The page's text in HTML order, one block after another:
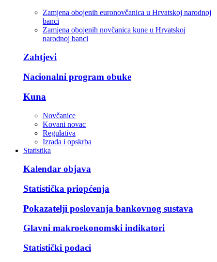
Zamjena obojenih euronovčanica u Hrvatskoj narodnoj
banci
Zamjena obojenih novčanica kune u Hrvatskoj
narodnoj banci
Zahtjevi
Nacionalni program obuke
Kuna
Novčanice
Kovani novac
Regulativa
Izrada i opskrba
Statistika
Kalendar objava
Statistička priopćenja
Pokazatelji poslovanja bankovnog sustava
Glavni makroekonomski indikatori
Statistički podaci